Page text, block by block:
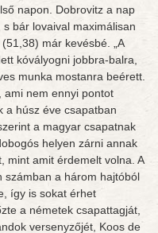
napon. Dobrovitz a nap
bár lovaival maximálisan
már kevésbé. „A
kóvályogni jobbra-balra,
munka mostanra beérett.
ami nem ennyi pontot
a húsz éve csapatban
a magyar csapatnak
helyen zárni annak
mint amit érdemelt volna. A
számban a három hajtóból
így is sokat érhet
a németek csapattagját,
versenyzőjét, Koos de